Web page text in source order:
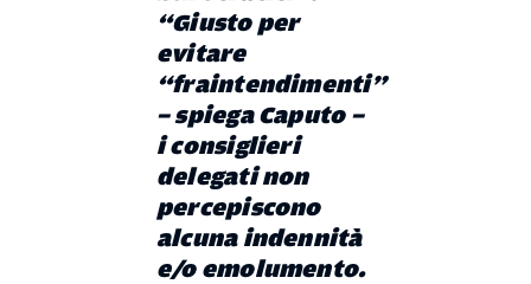
“Giusto per
evitare
“fraintendimenti”
– spiega Caputo –
i consiglieri
delegati non
percepiscono
alcuna indennità
e/o emolumento.